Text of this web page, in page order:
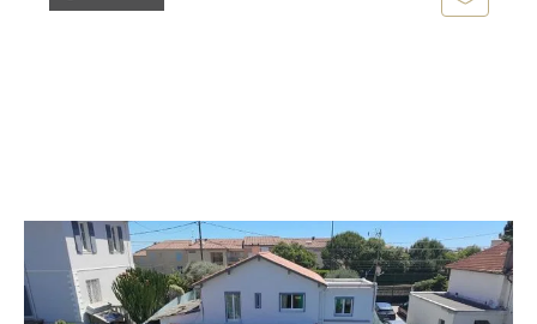
ANTIBES 06
122,30 m2, 5 pièces
Ref : 38118